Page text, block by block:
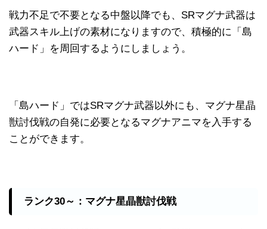
戦力不足で不要となる中盤以降でも、SRマグナ武器は
武器スキル上げの素材になりますので、積極的に「島
ハード」を周回するようにしましょう。
「島ハード」ではSRマグナ武器以外にも、マグナ星晶
獣討伐戦の自発に必要となるマグナアニマを入手する
ことができます。
ランク30～：マグナ星晶獣討伐戦